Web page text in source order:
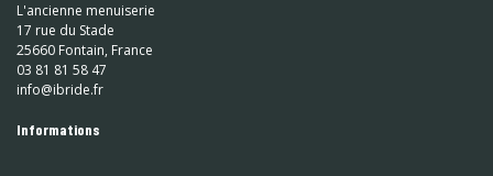
L'ancienne menuiserie
17 rue du Stade
25660 Fontain, France
03 81 81 58 47
info@ibride.fr
Informations